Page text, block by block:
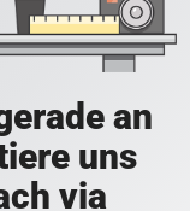
an
uns
via